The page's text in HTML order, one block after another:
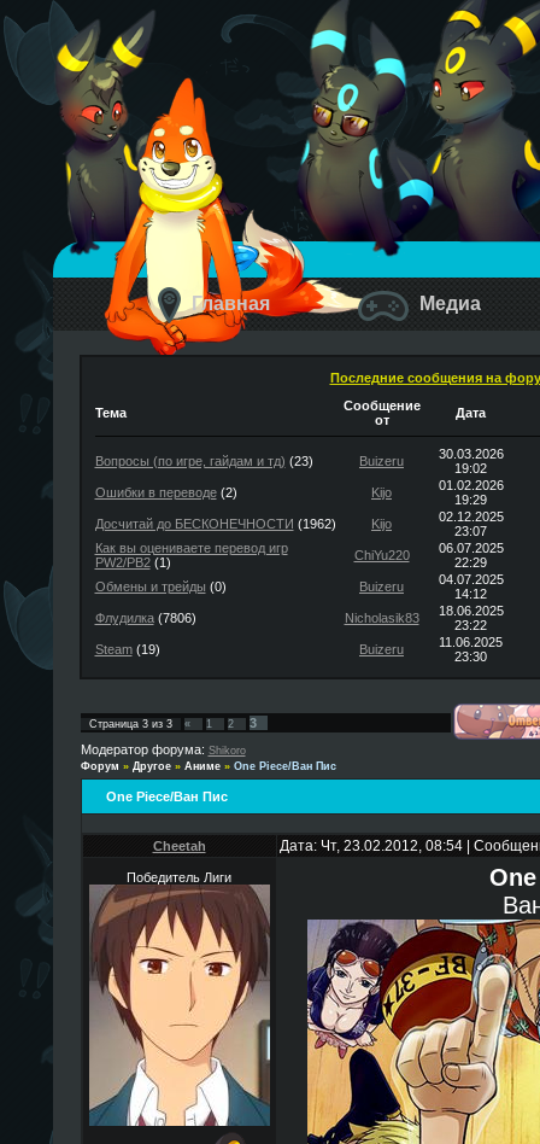
Главная Медиа
Последние сообщения на
Тема
Сообщение
от
Дата
Вопросы (по игре, гайдам и тд) (23) Buizeru
30.03.2026
19:02
Ошибки в переводе(2) Kijo
01.02.2026
19:29
Досчитай до БЕСКОНЕЧНОСТИ (1962) Kijo
02.12.2025
23:07
Как вы оцениваете перевод игр
PW2/PB2(1) ChiYu220
06.07.2025
22:29
Обмены и трейды (0) Buizeru
04.07.2025
14:12
Флудилка(7806) Nicholasik83
18.06.2025
23:22
Steam(19) Buizeru
11.06.2025
23:30
Страница 3из 3 « 1 2
3
Модератор форума: Shikoro
Форум » Другое » Аниме » One Piece/Ван Пис
One Piece/Ван Пис
Cheetah Дата: Чт, 23.02.2012, 08:54 |
Победитель Лиги